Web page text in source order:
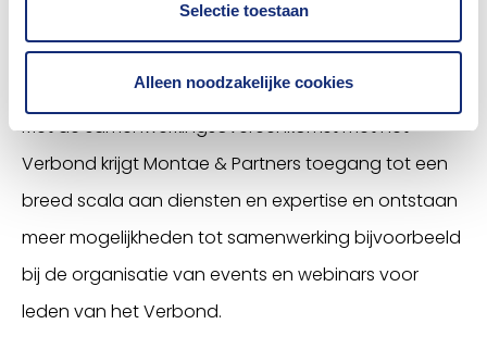
Selectie toestaan
Alleen noodzakelijke cookies
Met de samenwerkingsovereenkomst met het
Verbond krijgt Montae & Partners toegang tot een
breed scala aan diensten en expertise en ontstaan
meer mogelijkheden tot samenwerking bijvoorbeeld
bij de organisatie van events en webinars voor
leden van het Verbond.